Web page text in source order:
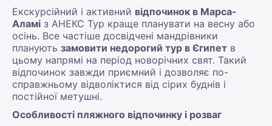
Екскурсійний і активний відпочинок в Марса-
Аламі з АНЕКС Тур краще планувати на весну або
осінь. Все частіше досвідчені мандрівники
планують замовити недорогий тур в Єгипет в
цьому напрямі на період новорічних свят. Такий
відпочинок завжди приємний і дозволяє по-
справжньому відволіктися від сірих буднів і
постійної метушні.
Особливості пляжного відпочинку і розваг